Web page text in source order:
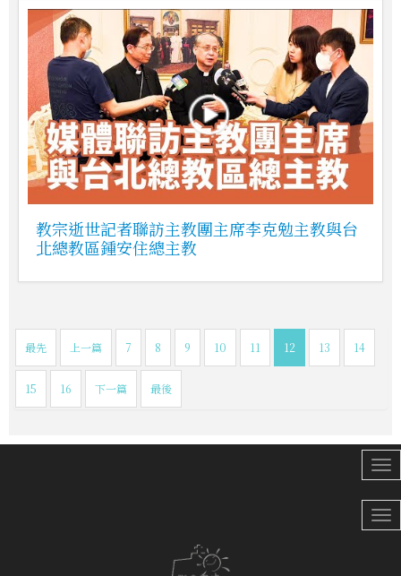
教宗逝世記者聯訪主教團主席李克勉主教與台
北總教區鍾安住總主教
最先 上一篇 7 8 9 10 11 12 13 14
15 16 下一篇 最後